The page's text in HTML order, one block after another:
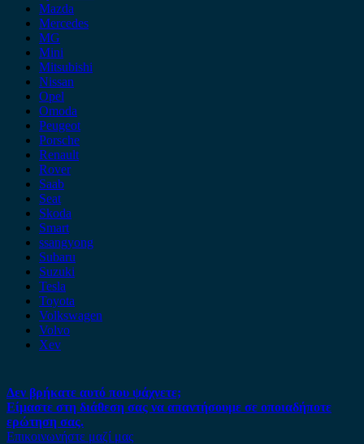
Mazda
Mercedes
MG
Mini
Mitsubishi
Nissan
Opel
Omoda
Peugeot
Porsche
Renault
Rover
Saab
Seat
Skoda
Smart
ssangyong
Subaru
Suzuki
Tesla
Toyota
Volkswagen
Volvo
Xev
Δεν βρήκατε αυτό που ψάχνετε;
Είμαστε στη διάθεση σας να απαντήσουμε σε οποιαδήποτε
ερώτηση σας.
Επικοινωνήστε μαζί μας